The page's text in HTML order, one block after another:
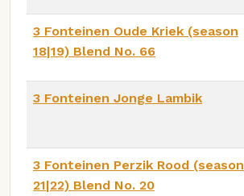
3 Fonteinen Oude Kriek (season
18|19) Blend No. 66
3 Fonteinen Jonge Lambik
3 Fonteinen Perzik Rood (season
21|22) Blend No. 20